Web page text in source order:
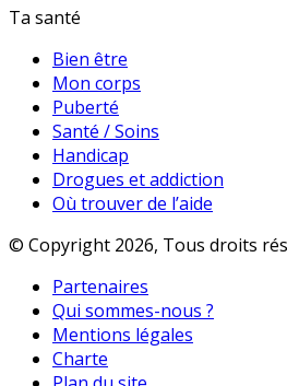
Ta santé
Bien être
Mon corps
Puberté
Santé / Soins
Handicap
Drogues et addiction
Où trouver de l’aide
© Copyright 2026, Tous droits
Partenaires
Qui sommes-nous ?
Mentions légales
Charte